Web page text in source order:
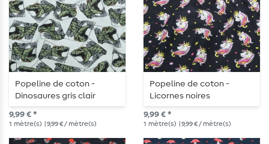
Popeline de coton -
Dinosaures gris clair
9,99 € *
1 mètre(s) | 9,99 € / mètre(s)
Popeline de coton -
Licornes noires
9,99 € *
1 mètre(s) | 9,99 € / mètre(s)